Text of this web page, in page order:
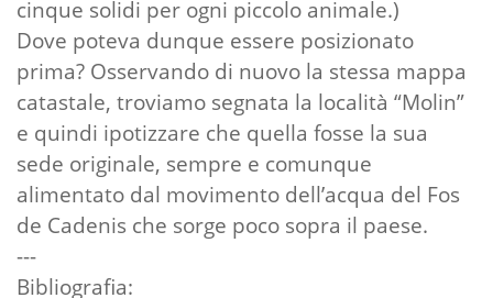
cinque solidi per ogni piccolo animale.)
Dove poteva dunque essere posizionato
prima? Osservando di nuovo la stessa mappa
catastale, troviamo segnata la località “Molin”
e quindi ipotizzare che quella fosse la sua
sede originale, sempre e comunque
alimentato dal movimento dell’acqua del Fos
de Cadenis che sorge poco sopra il paese.
---
Bibliografia: